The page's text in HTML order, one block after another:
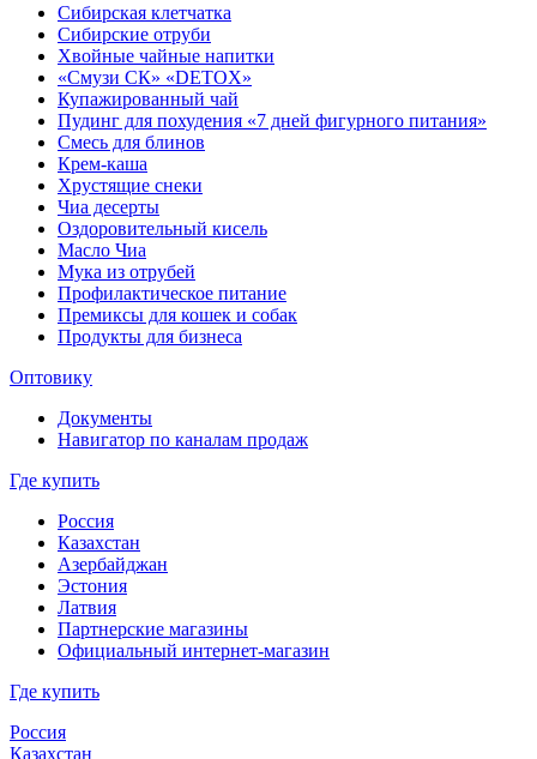
Сибирская клетчатка
Сибирские отруби
Хвойные чайные напитки
«Смузи СК» «DETOX»
Купажированный чай
Пудинг для похудения «7 дней фигурного питания»
Смесь для блинов
Крем-каша
Хрустящие снеки
Чиа десерты
Оздоровительный кисель
Масло Чиа
Мука из отрубей
Профилактическое питание
Премиксы для кошек и собак
Продукты для бизнеса
Оптовику
Документы
Навигатор по каналам продаж
Где купить
Россия
Казахстан
Азербайджан
Эстония
Латвия
Партнерские магазины
Официальный интернет-магазин
Где купить
Россия
Казахстан